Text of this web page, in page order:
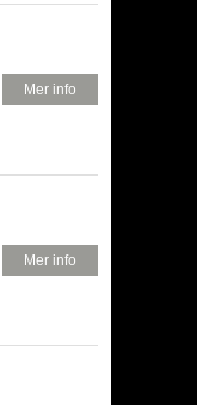
Mer info
Mer info